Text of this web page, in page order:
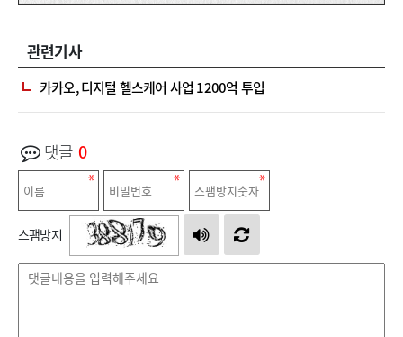
관련기사
카카오, 디지털 헬스케어 사업 1200억 투입
댓글 0
스팸방지